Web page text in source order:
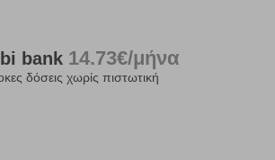
bank 14.73€/μήνα
δόσεις χωρίς πιστωτική